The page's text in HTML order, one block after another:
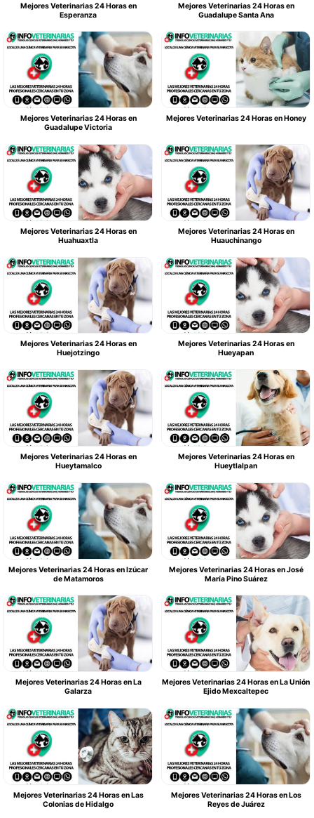
Mejores Veterinarias 24 Horas en
Esperanza
Mejores Veterinarias 24 Horas en
Guadalupe Santa Ana
Mejores Veterinarias 24 Horas en
Guadalupe Victoria
Mejores Veterinarias 24 Horas en Honey
Mejores Veterinarias 24 Horas en
Huahuaxtla
Mejores Veterinarias 24 Horas en
Huauchinango
Mejores Veterinarias 24 Horas en
Huejotzingo
Mejores Veterinarias 24 Horas en
Hueyapan
Mejores Veterinarias 24 Horas en
Hueytamalco
Mejores Veterinarias 24 Horas en
Hueytlalpan
Mejores Veterinarias 24 Horas en Izúcar
de Matamoros
Mejores Veterinarias 24 Horas en José
María Pino Suárez
Mejores Veterinarias 24 Horas en La
Galarza
Mejores Veterinarias 24 Horas en La Unión
Ejido Mexcaltepec
Mejores Veterinarias 24 Horas en Las
Colonias de Hidalgo
Mejores Veterinarias 24 Horas en Los
Reyes de Juárez